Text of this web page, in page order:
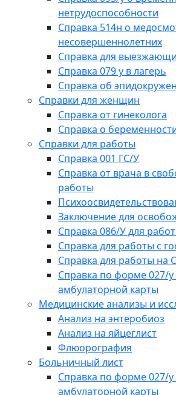
нетрудоспособности
Справка 514н о
несовершеннолетних
Справка для
Справка 079 у в лагерь
Справка об
Справки для женщин
Справка от гинеколога
Справка о
Справки для работы
Справка 001 ГС/У
Справка от врача в
работы
Заключение для
Справка 086/У для
Справка для работы с
Справка для работы на
Справка по форме 027/
амбулаторной карты
Медицинские анализы и
Анализ на энтеробиоз
Анализ на яйцеглист
Флюорография
Больничный лист
Справка по форме 027/
амбулаторной карты